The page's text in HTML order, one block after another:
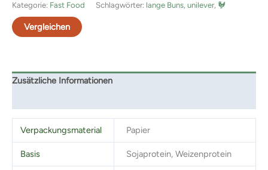
Kategorie: Fast Food Schlagwörter: lange Buns, unilever, 🐓
Vergleichen
Zusätzliche Informationen
Verpackungsmaterial Papier
Basis Sojaprotein, Weizenprotein